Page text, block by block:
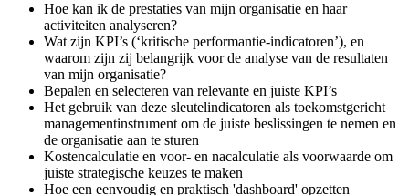
Hoe kan ik de prestaties van mijn organisatie en haar
activiteiten analyseren?
Wat zijn KPI’s (‘kritische performantie-indicatoren’), en
waarom zijn zij belangrijk voor de analyse van de resultaten
van mijn organisatie?
Bepalen en selecteren van relevante en juiste KPI’s
Het gebruik van deze sleutelindicatoren als toekomstgericht
managementinstrument om de juiste beslissingen te nemen en
de organisatie aan te sturen
Kostencalculatie en voor- en nacalculatie als voorwaarde om
juiste strategische keuzes te maken
Hoe een eenvoudig en praktisch 'dashboard' opzetten